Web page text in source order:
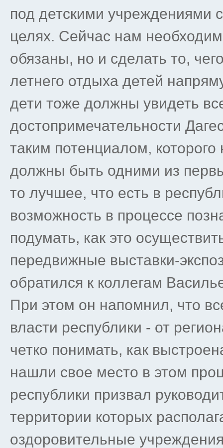
под детскими учреждениями
целях. Сейчас нам
обязаны, но и сделать то,
летнего отдыха детей
дети тоже должны увидеть
достопримечательности
таким потенциалом,
должны быть одними из
то лучшее, что есть в
возможность в процессе
подумать, как это
передвижные выставки-
обратился к коллегам
При этом он напомнил, что
власти республики - от
четко понимать, как
нашли свое место в этом
республики призвал
территории которых
оздоровительные